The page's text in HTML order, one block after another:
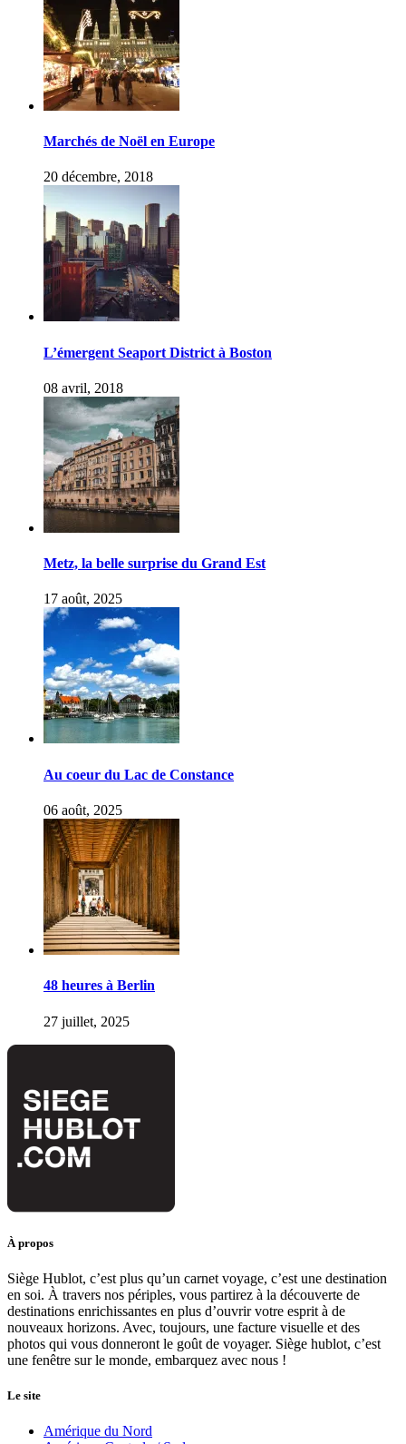
Marchés de Noël en Europe
20 décembre, 2018
L’émergent Seaport District à Boston
08 avril, 2018
Metz, la belle surprise du Grand Est
17 août, 2025
Au coeur du Lac de Constance
06 août, 2025
48 heures à Berlin
27 juillet, 2025
À propos
Siège Hublot, c’est plus qu’un carnet voyage, c’est une destination
en soi. À travers nos périples, vous partirez à la découverte de
destinations enrichissantes en plus d’ouvrir votre esprit à de
nouveaux horizons. Avec, toujours, une facture visuelle et des
photos qui vous donneront le goût de voyager. Siège hublot, c’est
une fenêtre sur le monde, embarquez avec nous !
Le site
Amérique du Nord